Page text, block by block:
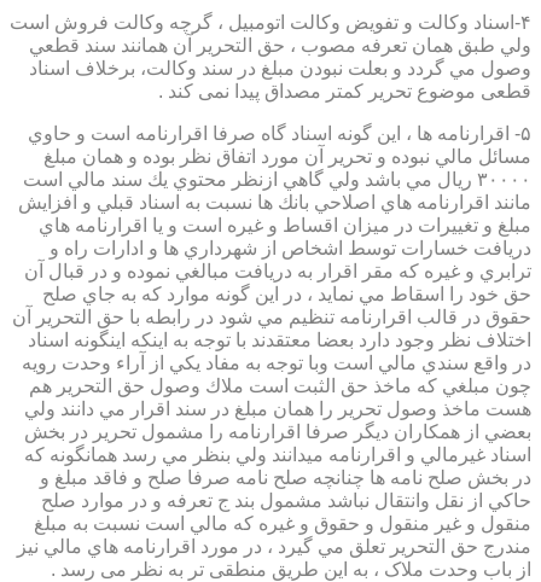
۴-اسناد وكالت و تفويض وكالت اتومبيل ، گرچه وكالت فروش است
ولي طبق همان تعرفه مصوب ، حق التحرير آن همانند سند قطعي
وصول مي گردد و بعلت نبودن مبلغ در سند وكالت، برخلاف اسناد
قطعی موضوع تحریر کمتر مصداق پیدا نمی کند .
۵- اقرارنامه ها ، اين گونه اسناد گاه صرفا اقرارنامه است و حاوي
مسائل مالي نبوده و تحرير آن مورد اتفاق نظر بوده و همان مبلغ
۳۰۰۰۰ ريال مي باشد ولي گاهي ازنظر محتوي يك سند مالي است
مانند اقرارنامه هاي اصلاحي بانك ها نسبت به اسناد قبلي و افزايش
مبلغ و تغييرات در ميزان اقساط و غيره است و يا اقرارنامه هاي
دريافت خسارات توسط اشخاص از شهرداري ها و ادارات راه و
ترابري و غيره كه مقر اقرار به دريافت مبالغي نموده و در قبال آن
حق خود را اسقاط مي نمايد ، در اين گونه موارد كه به جاي صلح
حقوق در قالب اقرارنامه تنظيم مي شود در رابطه با حق التحرير آن
اختلاف نظر وجود دارد بعضا معتقدند با توجه به اينكه اينگونه اسناد
در واقع سندي مالي است وبا توجه به مفاد يكي از آراء وحدت رويه
چون مبلغي كه ماخذ حق الثبت است ملاك وصول حق التحرير هم
هست ماخذ وصول تحرير را همان مبلغ در سند اقرار مي دانند ولي
بعضي از همكاران ديگر صرفا اقرارنامه را مشمول تحرير در بخش
اسناد غيرمالي و اقرارنامه ميدانند ولي بنظر مي رسد همانگونه كه
در بخش صلح نامه ها چنانچه صلح نامه صرفا صلح و فاقد مبلغ و
حاكي از نقل وانتقال نباشد مشمول بند ج تعرفه و در موارد صلح
منقول و غير منقول و حقوق و غيره كه مالي است نسبت به مبلغ
مندرج حق التحرير تعلق مي گيرد ، در مورد اقرارنامه هاي مالي نيز
از باب وحدت ملاک ، به این طریق منطقی تر به نظر می رسد .